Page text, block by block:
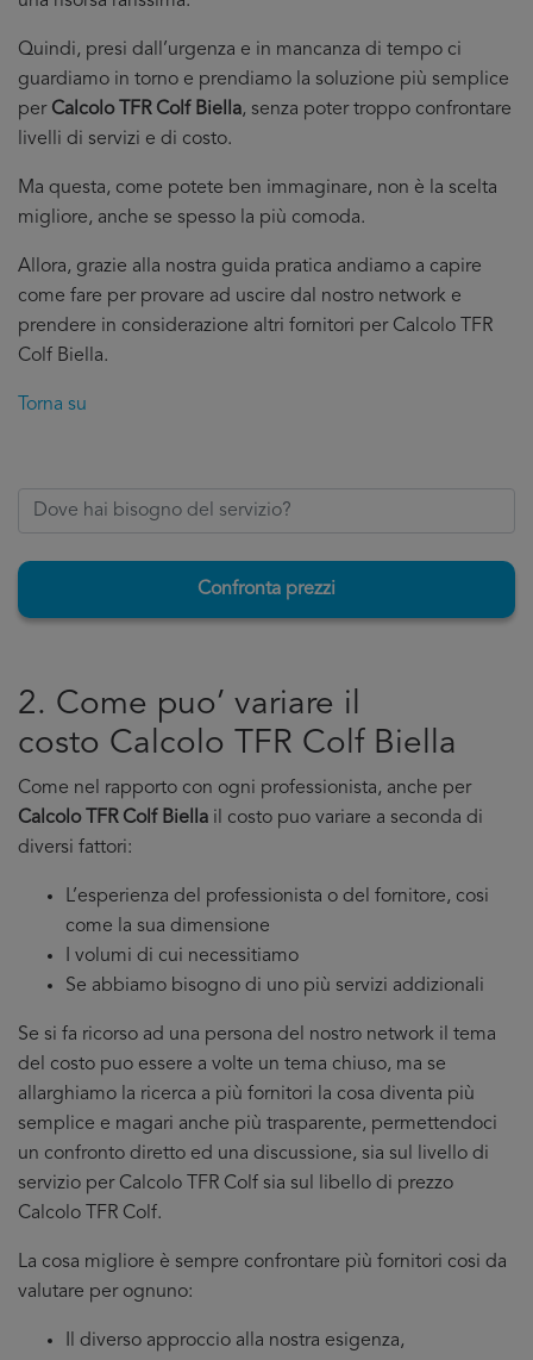
Quindi, presi dall’urgenza e in mancanza di tempo ci
guardiamo in torno e prendiamo la soluzione più semplice
per Calcolo TFR Colf Biella, senza poter troppo confrontare
livelli di servizi e di costo.
Ma questa, come potete ben immaginare, non è la scelta
migliore, anche se spesso la più comoda.
Allora, grazie alla nostra guida pratica andiamo a capire
come fare per provare ad uscire dal nostro network e
prendere in considerazione altri fornitori per Calcolo TFR
Colf Biella.
Torna su
Confronta prezzi
2. Come puo’ variare il
costo Calcolo TFR Colf Biella
Come nel rapporto con ogni professionista, anche per
Calcolo TFR Colf Biella il costo puo variare a seconda di
diversi fattori:
L’esperienza del professionista o del fornitore, cosi
come la sua dimensione
I volumi di cui necessitiamo
Se abbiamo bisogno di uno più servizi addizionali
Se si fa ricorso ad una persona del nostro network il tema
del costo puo essere a volte un tema chiuso, ma se
allarghiamo la ricerca a più fornitori la cosa diventa più
semplice e magari anche più trasparente, permettendoci
un confronto diretto ed una discussione, sia sul livello di
servizio per Calcolo TFR Colf sia sul libello di prezzo
Calcolo TFR Colf.
La cosa migliore è sempre confrontare più fornitori cosi da
valutare per ognuno:
Il diverso approccio alla nostra esigenza,